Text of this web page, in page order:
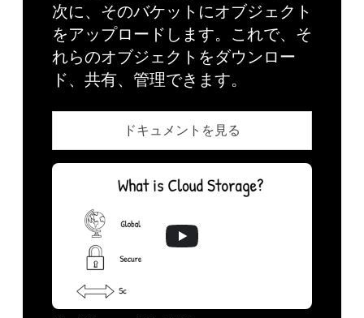
次に、そのバケットにオブジェクト
をアップロードします。これで、そ
れらのオブジェクトをダウンロー
ド、共有、管理できます。
ドキュメントを見る